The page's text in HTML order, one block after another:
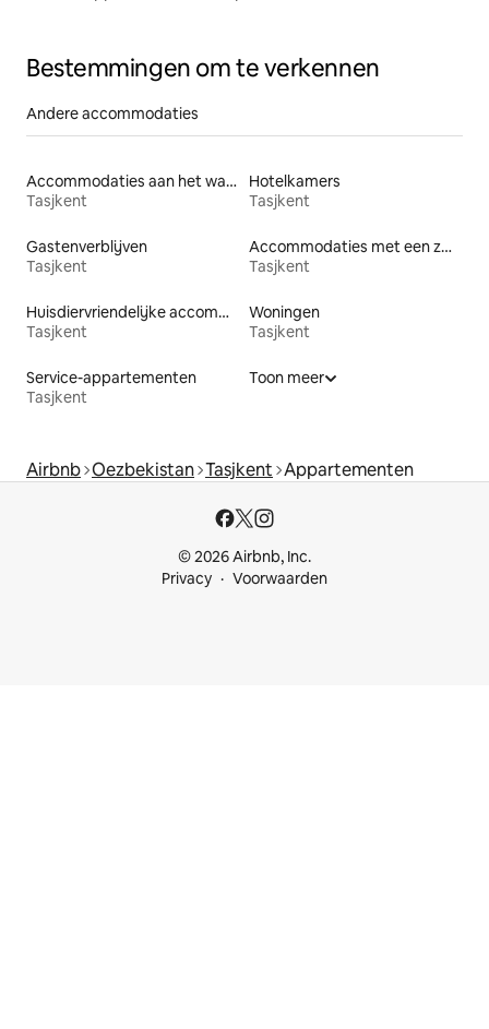
Bestemmingen om te verkennen
Andere accommodaties
Accommodaties aan het water
Tasjkent
Hotelkamers
Tasjkent
Gastenverblijven
Tasjkent
Accommodaties met een zwembad
Tasjkent
Huisdiervriendelijke accommodaties
Tasjkent
Woningen
Tasjkent
Service-appartementen
Tasjkent
Toon meer
Airbnb Oezbekistan Tasjkent Appartementen
© 2026 Airbnb, Inc.
Privacy
Voorwaarden